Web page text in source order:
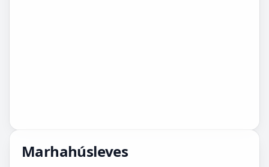
Marhahúsleves